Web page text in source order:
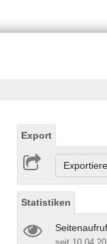
Export
Statistiken